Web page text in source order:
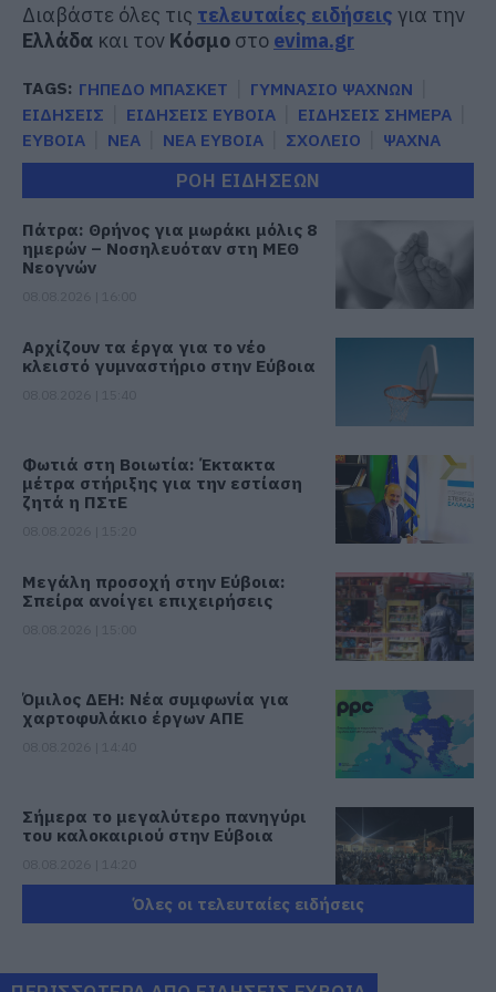
Διαβάστε όλες τις τελευταίες ειδήσεις για την
Ελλάδα και τον Κόσμο στο evima.gr
TAGS: ΓΗΠΕΔΟ ΜΠΑΣΚΕΤ
ΓΥΜΝΑΣΙΟ ΨΑΧΝΩΝ
ΕΙΔΗΣΕΙΣ
ΕΙΔΗΣΕΙΣ ΕΥΒΟΙΑ
ΕΙΔΗΣΕΙΣ ΣΗΜΕΡΑ
ΕΥΒΟΙΑ
ΝΕΑ ΝΕΑ ΕΥΒΟΙΑ ΣΧΟΛΕΙΟ ΨΑΧΝΑ
ΡΟΗ ΕΙΔΗΣΕΩΝ
Πάτρα: Θρήνος για μωράκι μόλις 8
ημερών – Νοσηλευόταν στη ΜΕΘ
Νεογνών
Αρχίζουν τα έργα για το νέο
κλειστό γυμναστήριο στην Εύβοια
Φωτιά στη Βοιωτία: Έκτακτα
μέτρα στήριξης για την εστίαση
ζητά η ΠΣτΕ
Μεγάλη προσοχή στην Εύβοια:
Σπείρα ανοίγει επιχειρήσεις
Όμιλος ΔΕΗ: Νέα συμφωνία για
χαρτοφυλάκιο έργων ΑΠΕ
Σήμερα το μεγαλύτερο πανηγύρι
του καλοκαιριού στην Εύβοια
Όλες οι τελευταίες ειδήσεις